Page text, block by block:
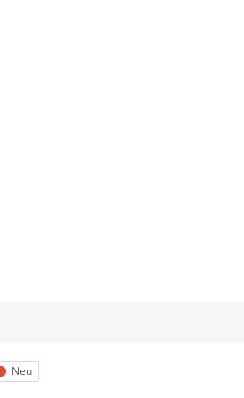
Status
Neu